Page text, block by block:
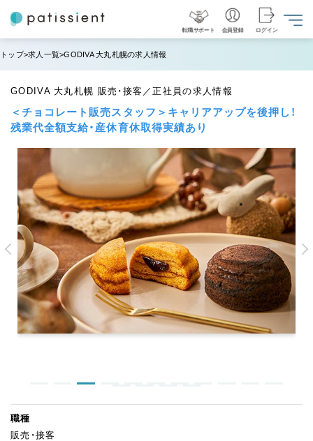
転職サポート 会員登録 ログイン
トップ 求人一覧 GODIVA 大丸札幌の求人情報
GODIVA 大丸札幌 販売・接客／正社員の求人情報
＜チョコレート販売スタッフ＞キャリアアップを後押し！
残業代全額支給・産休育休取得実績あり
職種
販売・接客